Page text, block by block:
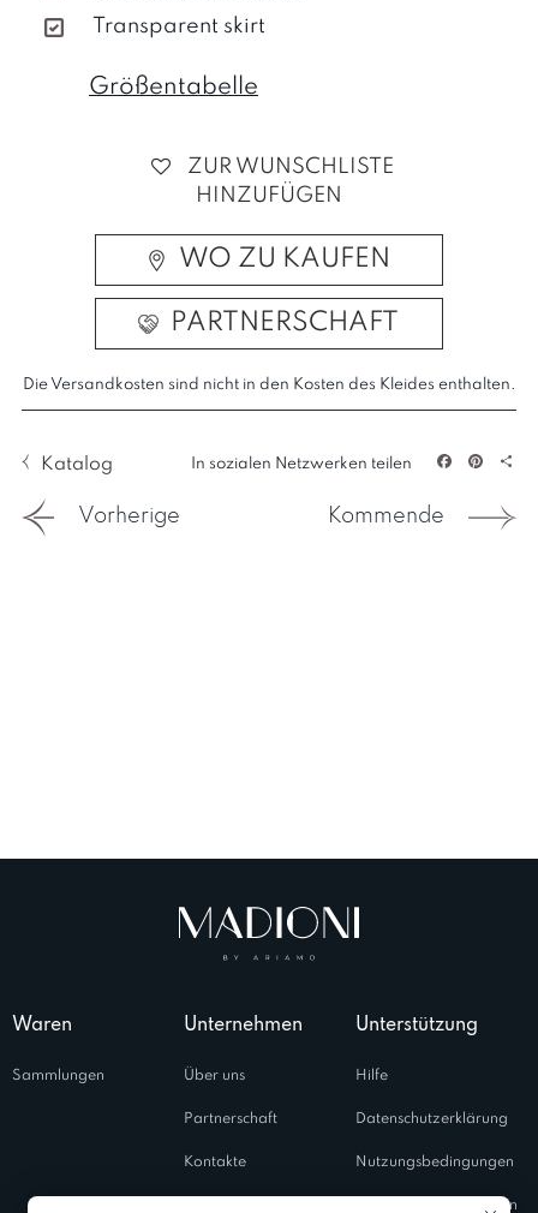
Transparent skirt
Größentabelle
ZUR WUNSCHLISTE
HINZUFÜGEN
WO ZU KAUFEN
PARTNERSCHAFT
Die Versandkosten sind nicht in den Kosten des Kleides enthalten.
Katalog In sozialen Netzwerken teilen
Vorherige
Kommende
Waren
Sammlungen
Unternehmen
Über uns
Partnerschaft
Kontakte
Unterstützung
Hilfe
Datenschutzerklärung
Nutzungsbedingungen
Verwendungsrichtlinien